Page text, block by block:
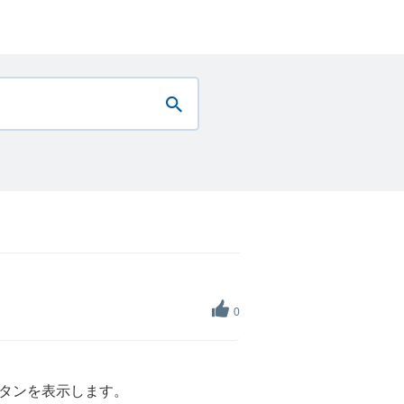
0
ンを表示します。